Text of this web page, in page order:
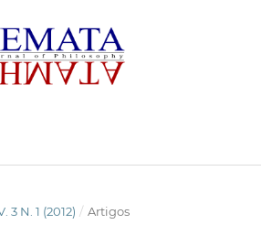
3 N. 1 (2012) / Artigos